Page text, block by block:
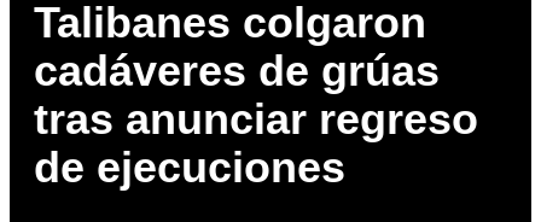
Talibanes colgaron
cadáveres de grúas
tras anunciar regreso
de ejecuciones